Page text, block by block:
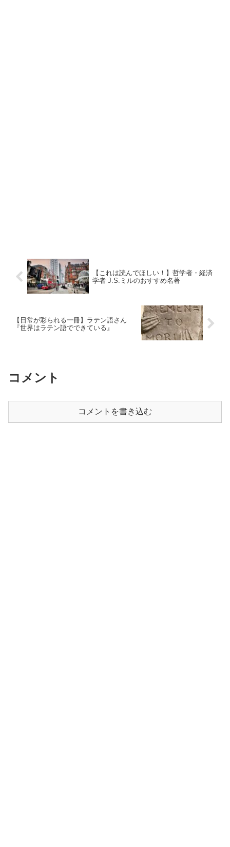
【これは読んでほしい！】哲学者・経済
学者 J.S.ミルのおすすめ名著
【日常が彩られる一冊】ラテン語さん
『世界はラテン語でできている』
コメント
コメントを書き込む